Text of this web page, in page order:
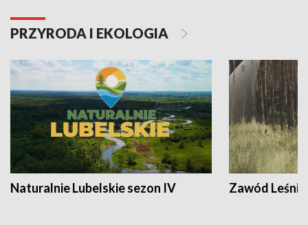
PRZYRODA I EKOLOGIA
Naturalnie Lubelskie sezon IV Zawód Leśnik